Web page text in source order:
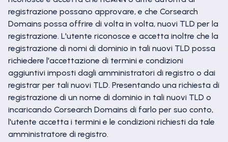
registrazione possano approvare, e che Corsearch
Domains possa offrire di volta in volta, nuovi TLD per la
registrazione. L'utente riconosce e accetta inoltre che la
registrazione di nomi di dominio in tali nuovi TLD possa
richiedere l'accettazione di termini e condizioni
aggiuntivi imposti dagli amministratori di registro o dai
registrar per tali nuovi TLD. Presentando una richiesta di
registrazione di un nome di dominio in tali nuovi TLD o
incaricando Corsearch Domains di farlo per suo conto,
l'utente accetta i termini e le condizioni richiesti da tale
amministratore di registro.